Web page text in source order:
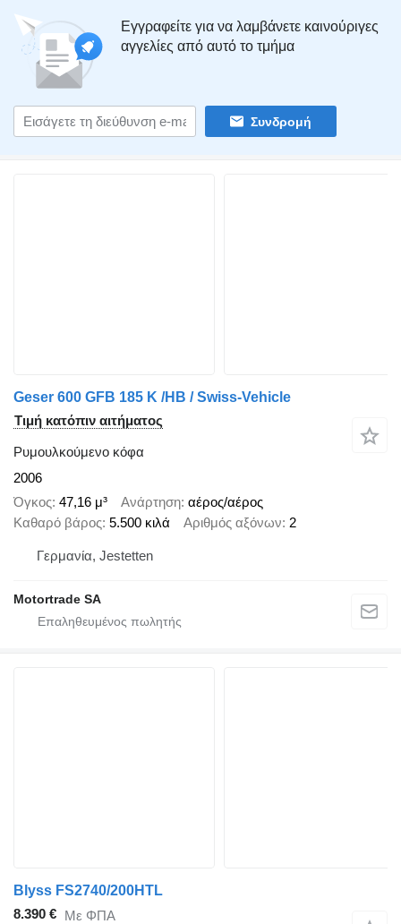
Εγγραφείτε για να λαμβάνετε καινούριγες
αγγελίες από αυτό το τμήμα
Συνδρομή
Geser 600 GFB 185 K /HB / Swiss-Vehicle
Τιμή κατόπιν αιτήματος
Ρυμουλκούμενο κόφα
2006
Όγκος 47,16 μ³ Ανάρτηση αέρος/αέρος
Καθαρό βάρος 5.500 κιλά Αριθμός αξόνων 2
Γερμανία, Jestetten
Motortrade SA
Blyss FS2740/200HTL
8.390 € Με ΦΠΑ